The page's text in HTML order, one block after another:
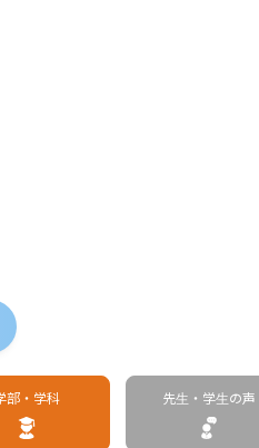
部・学科 先生・学生の声